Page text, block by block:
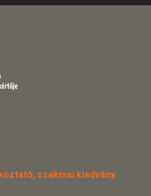
szakmai kiadvány.